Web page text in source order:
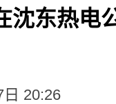
沈东热电
日 20:26